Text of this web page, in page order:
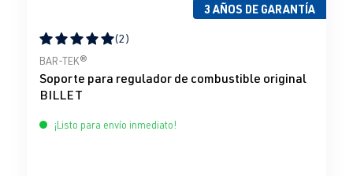
3 AÑOS DE GARANTÍA
Calificación promedio de 5 de 5 estrellas
(2)
BAR-TEK®
Soporte para regulador de combustible original
BILLET
¡Listo para envío inmediato!